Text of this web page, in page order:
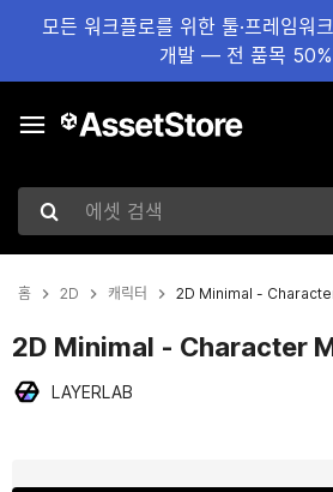
모든 워크플로를 위한 툴·프레임워
개발 — 전 품목 50%
에셋 검색
홈 2D 캐릭터 2D Minimal -
2D Minimal - Character
LAYERLAB